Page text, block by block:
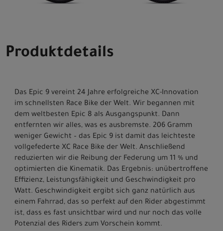
Produktdetails
Das Epic 9 vereint 24 Jahre erfolgreiche XC-Innovation
im schnellsten Race Bike der Welt. Wir begannen mit
dem weltbesten Epic 8 als Ausgangspunkt. Dann
entfernten wir alles, was es ausbremste. 206 Gramm
weniger Gewicht – das Epic 9 ist damit das leichteste
vollgefederte XC Race Bike der Welt. Anschließend
reduzierten wir die Reibung der Federung um 11 % und
optimierten die Kinematik. Das Ergebnis: unübertroffene
Effizienz, Leistungsfähigkeit und Geschwindigkeit pro
Watt. Geschwindigkeit ergibt sich ganz natürlich aus
einem Fahrrad, das so perfekt auf den Rider abgestimmt
ist, dass es fast unsichtbar wird und nur noch das volle
Potenzial des Riders zum Vorschein kommt.